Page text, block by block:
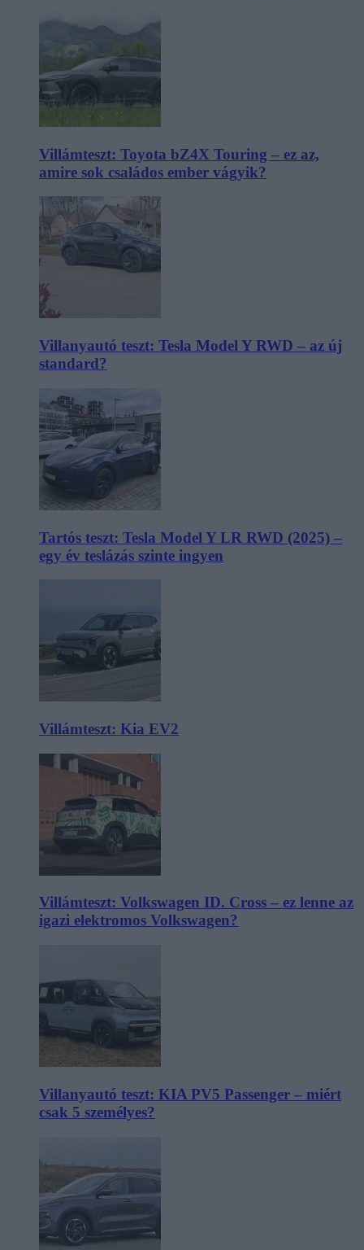
Villámteszt: Toyota bZ4X Touring – ez az,
amire sok családos ember vágyik?
Villanyautó teszt: Tesla Model Y RWD – az új
standard?
Tartós teszt: Tesla Model Y LR RWD (2025) –
egy év teslázás szinte ingyen
Villámteszt: Kia EV2
Villámteszt: Volkswagen ID. Cross – ez lenne az
igazi elektromos Volkswagen?
Villanyautó teszt: KIA PV5 Passenger – miért
csak 5 személyes?